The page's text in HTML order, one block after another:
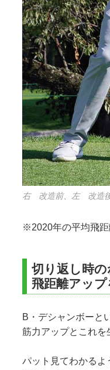
右 改造前、左 改造
※2020年の平均飛距
切り返し時
飛距離アップ
B・デシャンボーと
筋力アップとこれを
パット見てわかるよ